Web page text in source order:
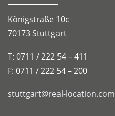
Königstraße 10c
70173 Stuttgart
T: 0711 / 222 54 – 411
F: 0711 / 222 54 – 200
stuttgart@real-location.com